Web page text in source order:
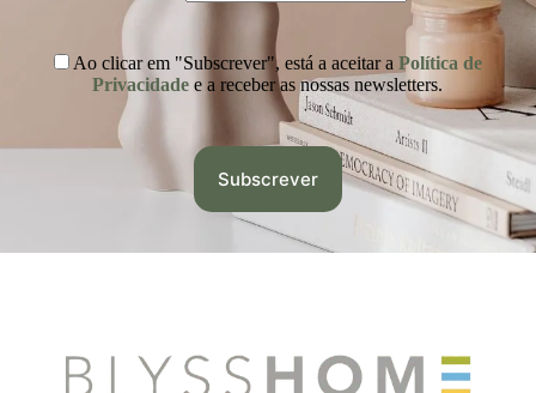
Ao clicar em "Subscrever", está a aceitar a Política de
Privacidade e a receber as nossas newsletters.